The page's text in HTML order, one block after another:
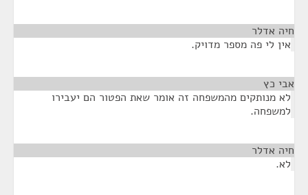
חיה אדלר
אין לי פה מספר מדויק.
אבי כץ
לא מנותקים מהמשפחה זה אומר שאת הפטור הם יעבירו
למשפחה.
חיה אדלר
לא.